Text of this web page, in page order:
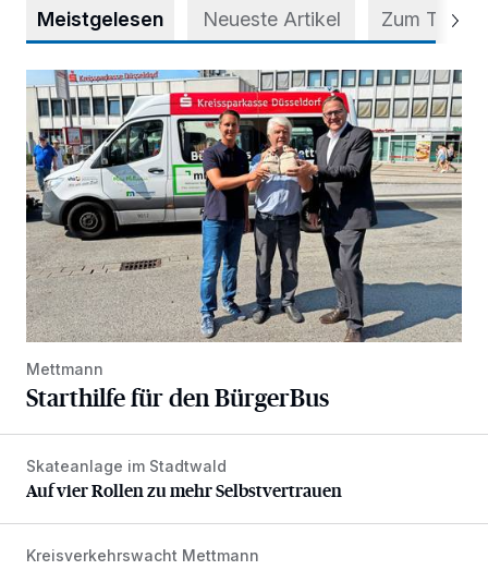
Meistgelesen Neueste Artikel Zum Thema
Starthilfe für den BürgerBus
Mettmann
Starthilfe für den BürgerBus
Auf vier Rollen zu mehr Selbstvertrauen
Skateanlage im Stadtwald
Auf vier Rollen zu mehr Selbstvertrauen
Sicherheit auf dem Pedelec
Kreisverkehrswacht Mettmann